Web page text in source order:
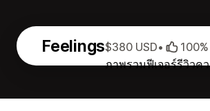
Feelings
ภาพรวมฟีเจอร์รีวิวค
$380 USD• 100%